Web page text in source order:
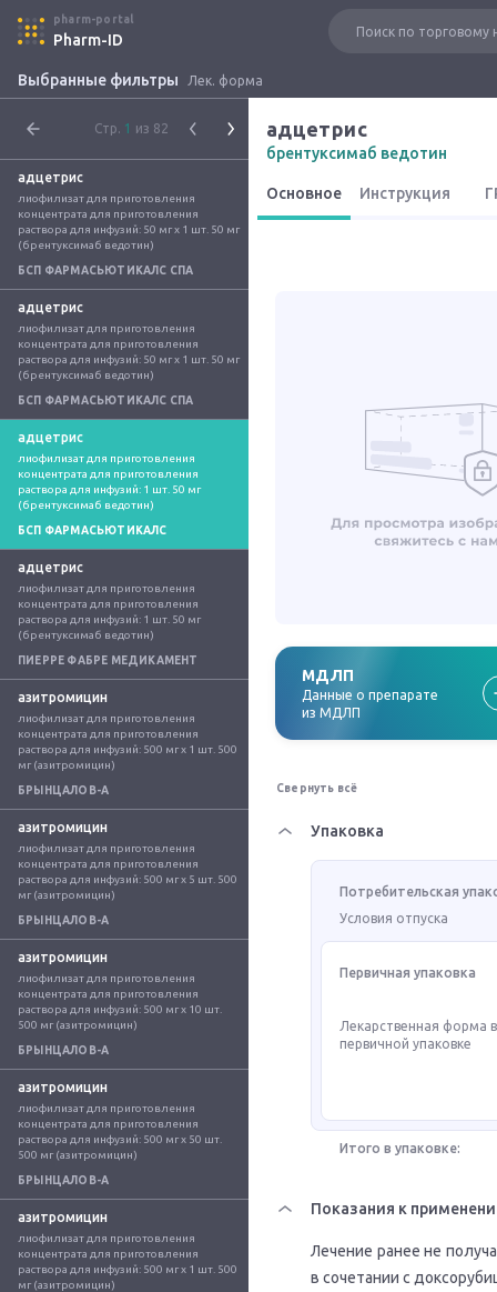
pharm-portal
Pharm-ID
Выбранные фильтры Лек. форма
Стр. 1 из 82
адцетрис
лиофилизат для приготовления
концентрата для приготовления
раствора для инфузий: 50 мг x 1 шт. 50 мг
(брентуксимаб ведотин)
БСП ФАРМАСЬЮТИКАЛС СПА
адцетрис
лиофилизат для приготовления
концентрата для приготовления
раствора для инфузий: 50 мг x 1 шт. 50 мг
(брентуксимаб ведотин)
БСП ФАРМАСЬЮТИКАЛС СПА
адцетрис
лиофилизат для приготовления
концентрата для приготовления
раствора для инфузий: 1 шт. 50 мг
(брентуксимаб ведотин)
БСП ФАРМАСЬЮТИКАЛС
адцетрис
лиофилизат для приготовления
концентрата для приготовления
раствора для инфузий: 1 шт. 50 мг
(брентуксимаб ведотин)
ПИЕРРЕ ФАБРЕ МЕДИКАМЕНТ
азитромицин
лиофилизат для приготовления
концентрата для приготовления
раствора для инфузий: 500 мг x 1 шт. 500
мг (азитромицин)
БРЫНЦАЛОВ-А
азитромицин
лиофилизат для приготовления
концентрата для приготовления
раствора для инфузий: 500 мг x 5 шт. 500
мг (азитромицин)
БРЫНЦАЛОВ-А
азитромицин
лиофилизат для приготовления
концентрата для приготовления
раствора для инфузий: 500 мг x 10 шт.
500 мг (азитромицин)
БРЫНЦАЛОВ-А
азитромицин
лиофилизат для приготовления
концентрата для приготовления
раствора для инфузий: 500 мг x 50 шт.
500 мг (азитромицин)
БРЫНЦАЛОВ-А
азитромицин
лиофилизат для приготовления
концентрата для приготовления
раствора для инфузий: 500 мг x 1 шт. 500
мг (азитромицин)
адцетрис
брентуксимаб ведотин
Основное Инструкция
МДЛП
Данные о препарате
из МДЛП
Свернуть всё
Упаковка
Потребительская
Условия отпуска
Первичная упаковка
Лекарственная форма
первичной упаковке
Итого в упаковке:
Показания к
Лечение ранее не
в сочетании с